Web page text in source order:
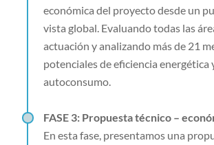
económica del proyecto desde un
vista global. Evaluando todas las
actuación y analizando más de 21
potenciales de eficiencia energética
autoconsumo.
FASE 3: Propuesta técnico –
En esta fase, presentamos una